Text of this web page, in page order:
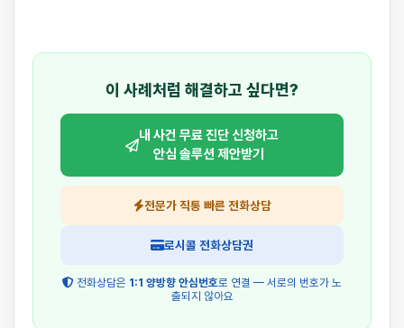
이 사례처럼 해결하고 싶다면?
내 사건 무료 진단 신청하고
안심 솔루션 제안받기
전문가 직통 빠른 전화상담
로시콜 전화상담권
전화상담은 1:1 양방향 안심번호로 연결 — 서로의 번호가 노
출되지 않아요